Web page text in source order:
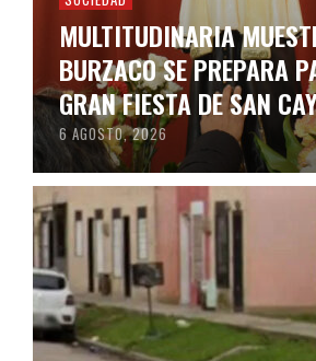
MULTITUDINARIA
BURZACO SE PREPARA
GRAN FIESTA DE SAN
6 AGOSTO, 2026